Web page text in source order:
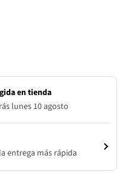
en tienda
lunes 10 agosto
entrega más rápida